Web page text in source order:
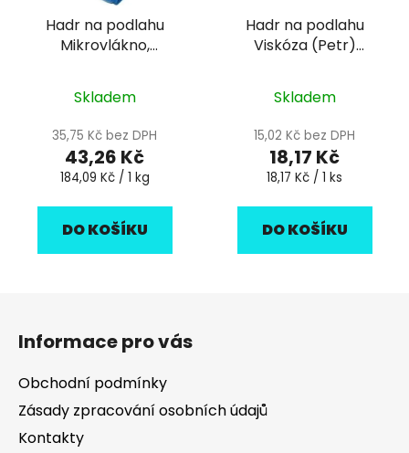
Hadr na podlahu
Mikrovlákno,
Skladem
35,75 Kč bez DPH
43,26 Kč
Měrná
184,09 Kč / 1 kg
DO KOŠÍKU
Hadr na podlahu
Viskóza (Petr)
Skladem
15,02 Kč bez DPH
18,17 Kč
Měrná
18,17 Kč / 1 ks
DO KOŠÍKU
Informace pro vás
Obchodní podmínky
Zásady zpracování osobních údajů
Kontakty